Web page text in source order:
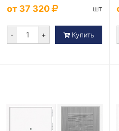
от 37 320 шт
- + Купить